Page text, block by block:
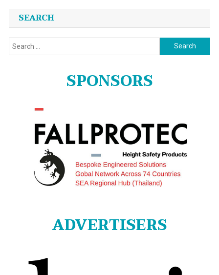
SEARCH
Search
for:
SPONSORS
ADVERTISERS